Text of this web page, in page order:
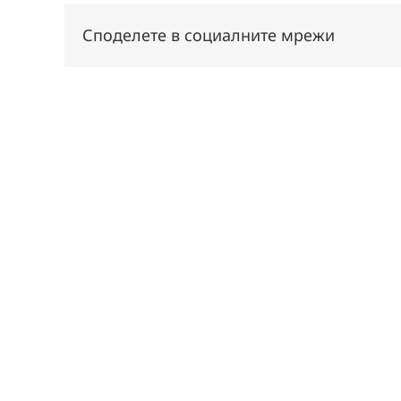
Споделете в социалните мрежи